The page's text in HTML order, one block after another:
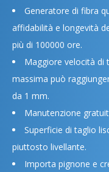
Generatore di fibra
affidabilità e longevità
più di 100000 ore.
Maggiore velocità di
massima può
da 1 mm.
Manutenzione
Superficie di taglio
piuttosto livellante.
Importa pignone e